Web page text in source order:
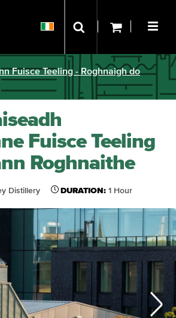
Fuisce Teeling - Roghnaigh do
Fuisce Teeling
Roghnaithe
Distillery DURATION: 1 Hour